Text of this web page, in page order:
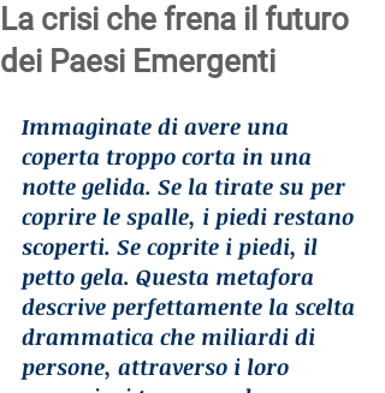
La crisi che frena il futuro
dei Paesi Emergenti
Immaginate di avere una
coperta troppo corta in una
notte gelida. Se la tirate su per
coprire le spalle, i piedi restano
scoperti. Se coprite i piedi, il
petto gela. Questa metafora
descrive perfettamente la scelta
drammatica che miliardi di
persone, attraverso i loro